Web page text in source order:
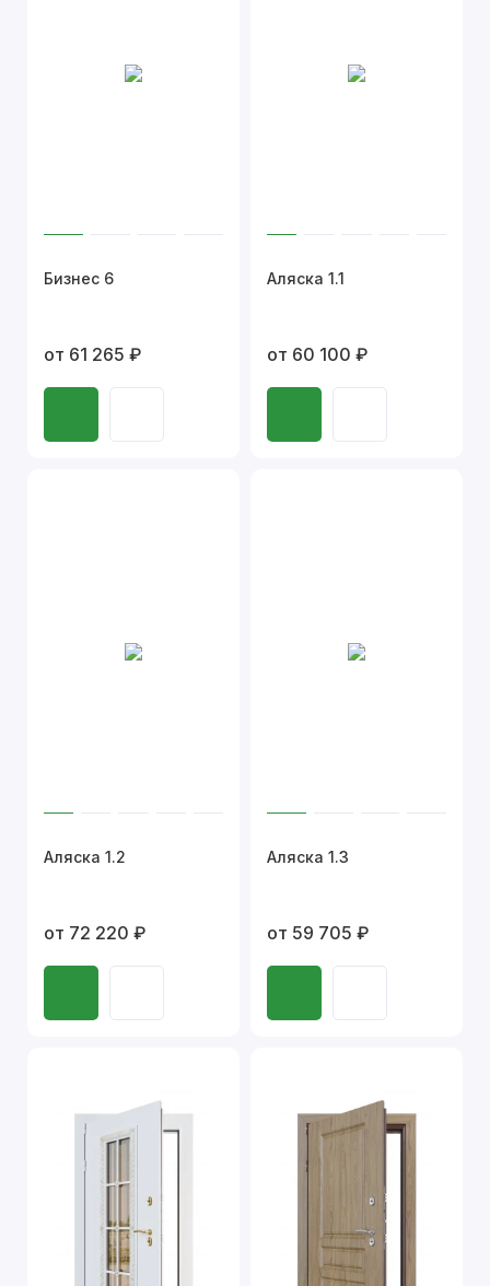
Бизнес 6
от 61 265 ₽
Аляска 1.1
от 60 100 ₽
Аляска 1.2
от 72 220 ₽
Аляска 1.3
от 59 705 ₽